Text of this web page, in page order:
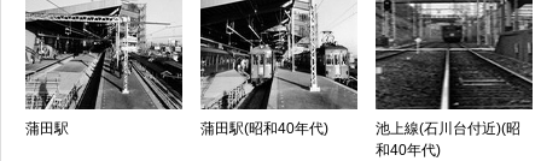
蒲田駅 蒲田駅(昭和40年代)
池上線(石川台付近)(昭
和40年代)